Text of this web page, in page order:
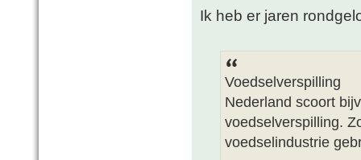
Ik heb er jaren
Voedselverspilling
Nederland scoort
voedselverspilling.
voedselindustrie